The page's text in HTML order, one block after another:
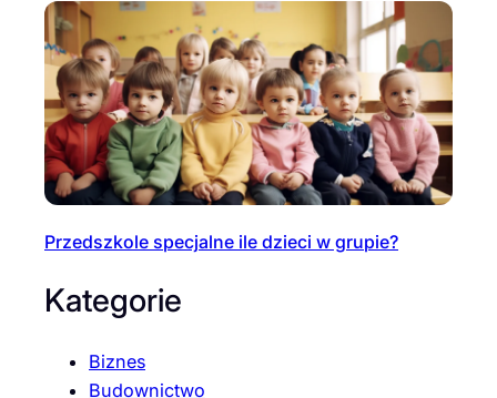
Przedszkole specjalne ile dzieci w grupie?
Kategorie
Biznes
Budownictwo